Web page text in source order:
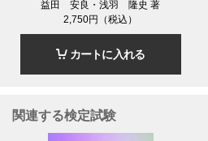
益田 安良・浅羽 隆史 著
2,750円（税込）
カートに入れる
関連する検定試験